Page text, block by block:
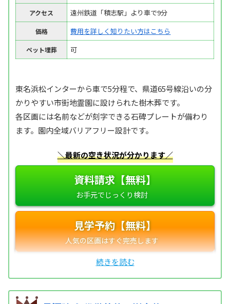
アクセス 遠州鉄道「積志駅」より車で9分
価格 費用を詳しく知りたい方はこちら
ペット埋葬 可
東名浜松インターから車で5分程で、県道65号線沿いの分
かりやすい市街地霊園に設けられた樹木葬です。
各区画には名前などが刻字できる石碑プレートが備わり
ます。園内全域バリアフリー設計です。
＼最新の空き状況が分かります／
資料請求【無料】
見学予約【無料】